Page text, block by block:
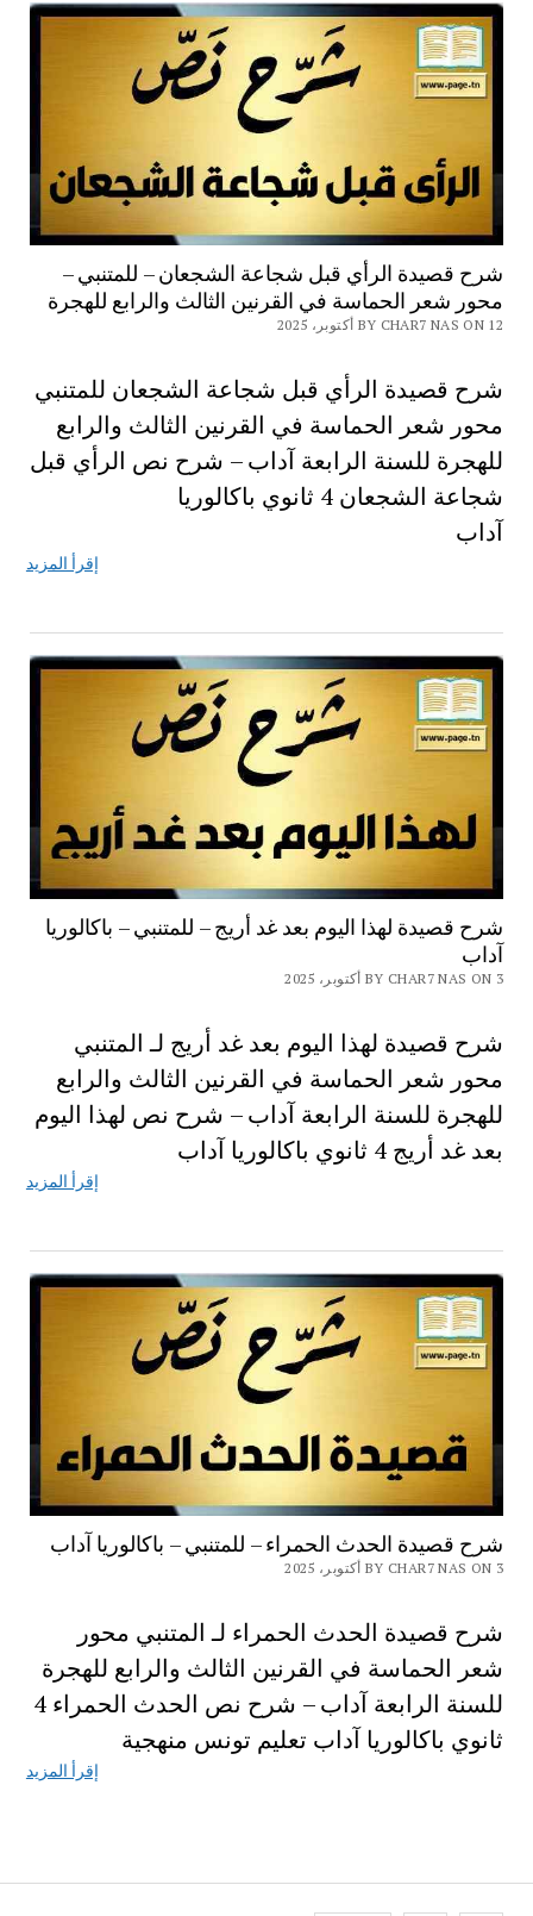
شرح قصيدة الرأي قبل شجاعة الشجعان – للمتنبي –
محور شعر الحماسة في القرنين الثالث والرابع للهجرة
BY CHAR7 NAS ON 12 أكتوبر، 2025
شرح قصيدة الرأي قبل شجاعة الشجعان للمتنبي
محور شعر الحماسة في القرنين الثالث والرابع
للهجرة للسنة الرابعة آداب – شرح نص الرأي قبل
شجاعة الشجعان 4 ثانوي باكالوريا
آداب
إقرأ المزيد
شرح قصيدة لهذا اليوم بعد غد أريج – للمتنبي – باكالوريا
آداب
BY CHAR7 NAS ON 3 أكتوبر، 2025
شرح قصيدة لهذا اليوم بعد غد أريج لـ المتنبي
محور شعر الحماسة في القرنين الثالث والرابع
للهجرة للسنة الرابعة آداب – شرح نص لهذا اليوم
بعد غد أريج 4 ثانوي باكالوريا آداب
إقرأ المزيد
شرح قصيدة الحدث الحمراء – للمتنبي – باكالوريا آداب
BY CHAR7 NAS ON 3 أكتوبر، 2025
شرح قصيدة الحدث الحمراء لـ المتنبي محور
شعر الحماسة في القرنين الثالث والرابع للهجرة
للسنة الرابعة آداب – شرح نص الحدث الحمراء 4
ثانوي باكالوريا آداب تعليم تونس منهجية
إقرأ المزيد